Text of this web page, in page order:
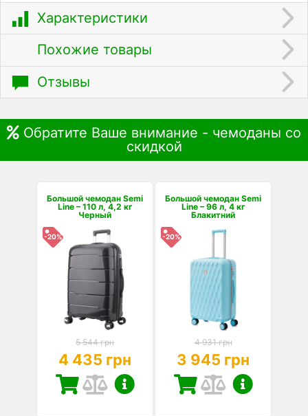
Характеристики
Похожие товары
Отзывы
Обратите Ваше внимание - чемоданы со
скидкой
Большой чемодан Semi
Line – 110 л, 4,2 кг
Черный
-20%
5 544 грн
4 435 грн
Большой чемодан Semi
Line – 96 л, 4 кг
Блакитний
-20%
4 931 грн
3 945 грн